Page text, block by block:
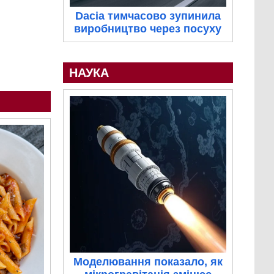
Dacia тимчасово зупинила
виробництво через посуху
НАУКА
Моделювання показало, як